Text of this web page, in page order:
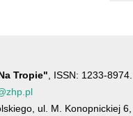
Tropie" , ISSN: 1233-8974.
ul. M. Konopnickiej 6,